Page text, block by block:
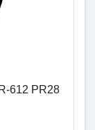
612 PR28